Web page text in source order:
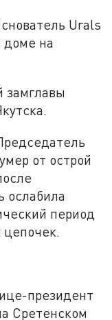
Urals
доме на
замглавы
от острой
ослабила
период
цепочек.
президент
Сретенском